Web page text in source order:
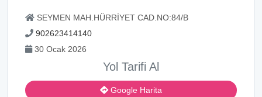
SEYMEN MAH.HÜRRİYET CAD.NO:84/B
902623414140
30 Ocak 2026
Yol Tarifi Al
Google Harita